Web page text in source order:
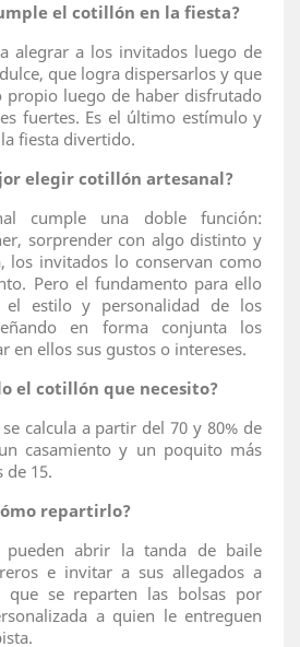
el cotillón en la fiesta?
alegrar a los invitados luego de
que logra dispersarlos y que
propio luego de haber disfrutado
fuertes. Es el último estímulo y
fiesta divertido.
elegir cotillón artesanal?
cumple una doble función:
sorprender con algo distinto y
los invitados lo conservan como
Pero el fundamento para ello
el estilo y personalidad de los
en forma conjunta los
en ellos sus gustos o intereses.
el cotillón que necesito?
calcula a partir del 70 y 80% de
casamiento y un poquito más
de 15.
repartirlo?
pueden abrir la tanda de baile
e invitar a sus allegados a
que se reparten las bolsas por
a quien le entreguen